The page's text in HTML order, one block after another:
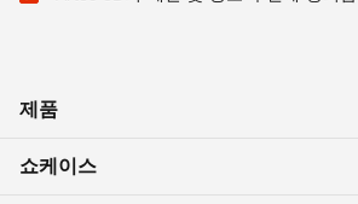
제품
쇼케이스